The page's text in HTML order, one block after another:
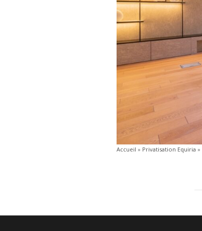
Accueil » Privatisation Equiria »